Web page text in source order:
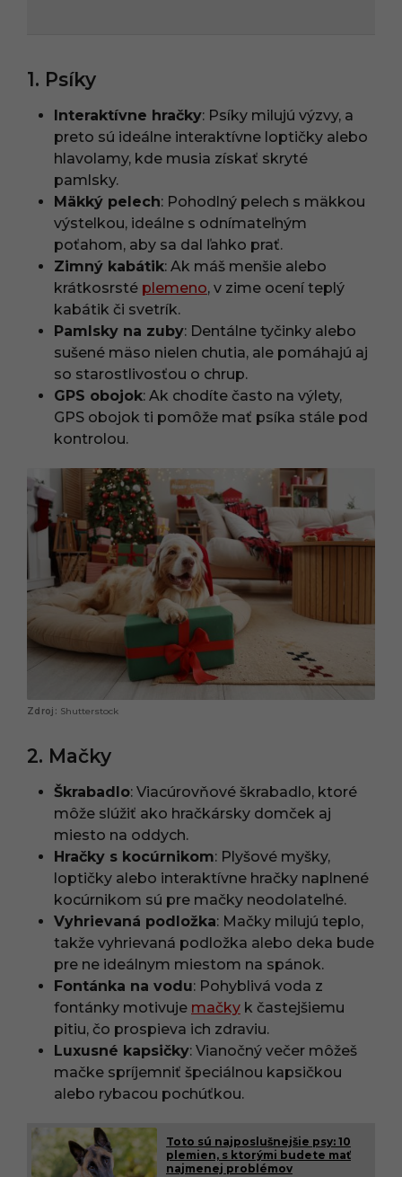
1. Psíky
Interaktívne hračky: Psíky milujú výzvy, a
preto sú ideálne interaktívne loptičky alebo
hlavolamy, kde musia získať skryté
pamlsky.
Mäkký pelech: Pohodlný pelech s mäkkou
výstelkou, ideálne s odnímateľným
poťahom, aby sa dal ľahko prať.
Zimný kabátik: Ak máš menšie alebo
krátkosrsté plemeno, v zime ocení teplý
kabátik či svetrík.
Pamlsky na zuby: Dentálne tyčinky alebo
sušené mäso nielen chutia, ale pomáhajú aj
so starostlivosťou o chrup.
GPS obojok: Ak chodíte často na výlety,
GPS obojok ti pomôže mať psíka stále pod
kontrolou.
Shutterstock
2. Mačky
Škrabadlo: Viacúrovňové škrabadlo, ktoré
môže slúžiť ako hračkársky domček aj
miesto na oddych.
Hračky s kocúrnikom: Plyšové myšky,
loptičky alebo interaktívne hračky naplnené
kocúrnikom sú pre mačky neodolateľné.
Vyhrievaná podložka: Mačky milujú teplo,
takže vyhrievaná podložka alebo deka bude
pre ne ideálnym miestom na spánok.
Fontánka na vodu: Pohyblivá voda z
fontánky motivuje mačky k častejšiemu
pitiu, čo prospieva ich zdraviu.
Luxusné kapsičky: Vianočný večer môžeš
mačke spríjemniť špeciálnou kapsičkou
alebo rybacou pochúťkou.
Toto sú najposlušnejšie psy: 10
plemien, s ktorými budete mať
najmenej problémov